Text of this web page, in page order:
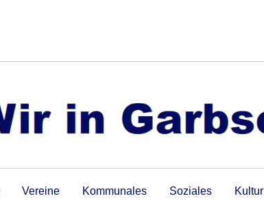
Vereine Kommunales Soziales Kultur